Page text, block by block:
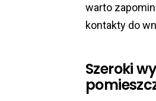
warto
kontakty do
Szeroki